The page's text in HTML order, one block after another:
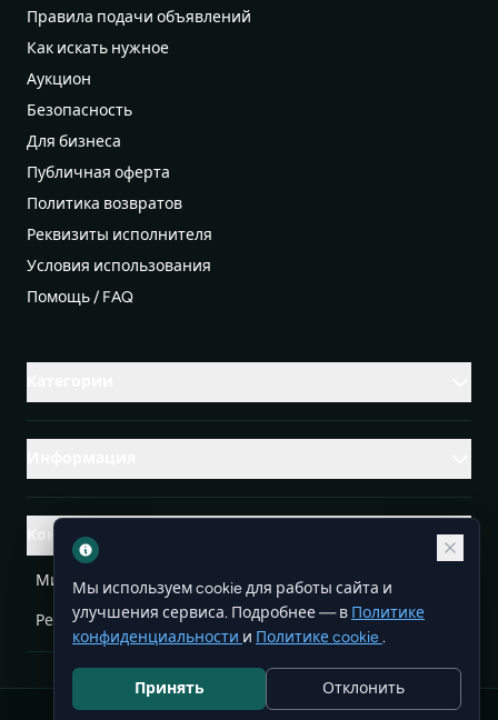
Правила подачи объявлений
Как искать нужное
Аукцион
Безопасность
Для бизнеса
Публичная оферта
Политика возвратов
Реквизиты исполнителя
Условия использования
Помощь / FAQ
Контакты
Михаленко Руслан Леонидович, УНП ЕА3732804
Республика Беларусь info@doit.by
Мы используем cookie для работы сайта и
улучшения сервиса. Подробнее — в Политике
конфиденциальности и Политике cookie.
Принять Отклонить